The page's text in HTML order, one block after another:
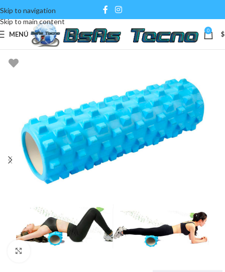
Skip to navigation
Skip to main content
MENÚ 0 $